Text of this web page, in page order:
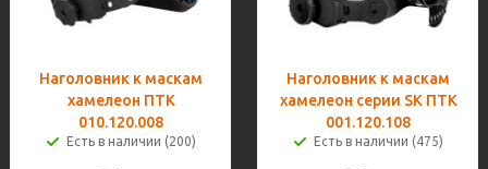
Наголовник к маскам
хамелеон ПТК
010.120.008
Есть в наличии (200)
Наголовник к маскам
хамелеон серии SK ПТК
001.120.108
Есть в наличии (475)